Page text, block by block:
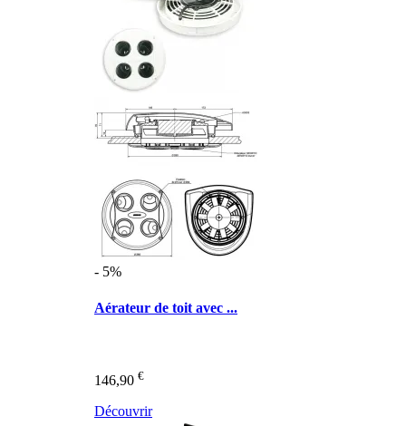
- 5%
Aérateur de toit avec ...
146,90 €
Découvrir